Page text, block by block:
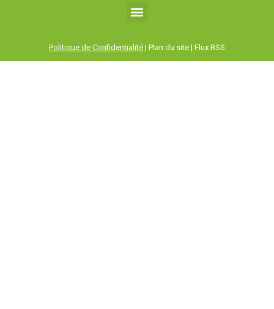
Politique de Confidentialité | Plan du site | Flux RSS